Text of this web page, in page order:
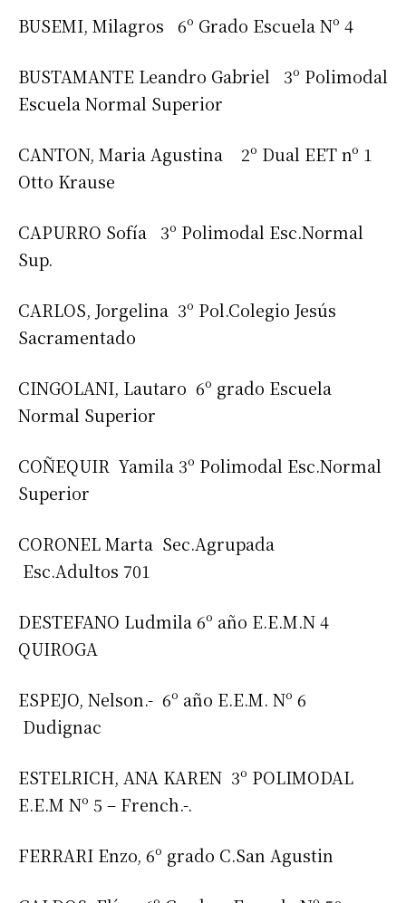
BUSEMI, Milagros 6º Grado Escuela Nº 4
BUSTAMANTE Leandro Gabriel 3º Polimodal
Escuela Normal Superior
CANTON, Maria Agustina 2º Dual EET nº 1
Otto Krause
CAPURRO Sofía 3º Polimodal Esc.Normal
Sup.
CARLOS, Jorgelina 3º Pol.Colegio Jesús
Sacramentado
CINGOLANI, Lautaro 6º grado Escuela
Normal Superior
COÑEQUIR Yamila 3º Polimodal Esc.Normal
Superior
CORONEL Marta Sec.Agrupada
Esc.Adultos 701
DESTEFANO Ludmila 6º año E.E.M.N4
QUIROGA
ESPEJO, Nelson.- 6º año E.E.M. Nº 6
Dudignac
ESTELRICH, ANA KAREN 3º POLIMODAL
E.E.M Nº 5 – French.-.
FERRARI Enzo, 6º grado C.San Agustin